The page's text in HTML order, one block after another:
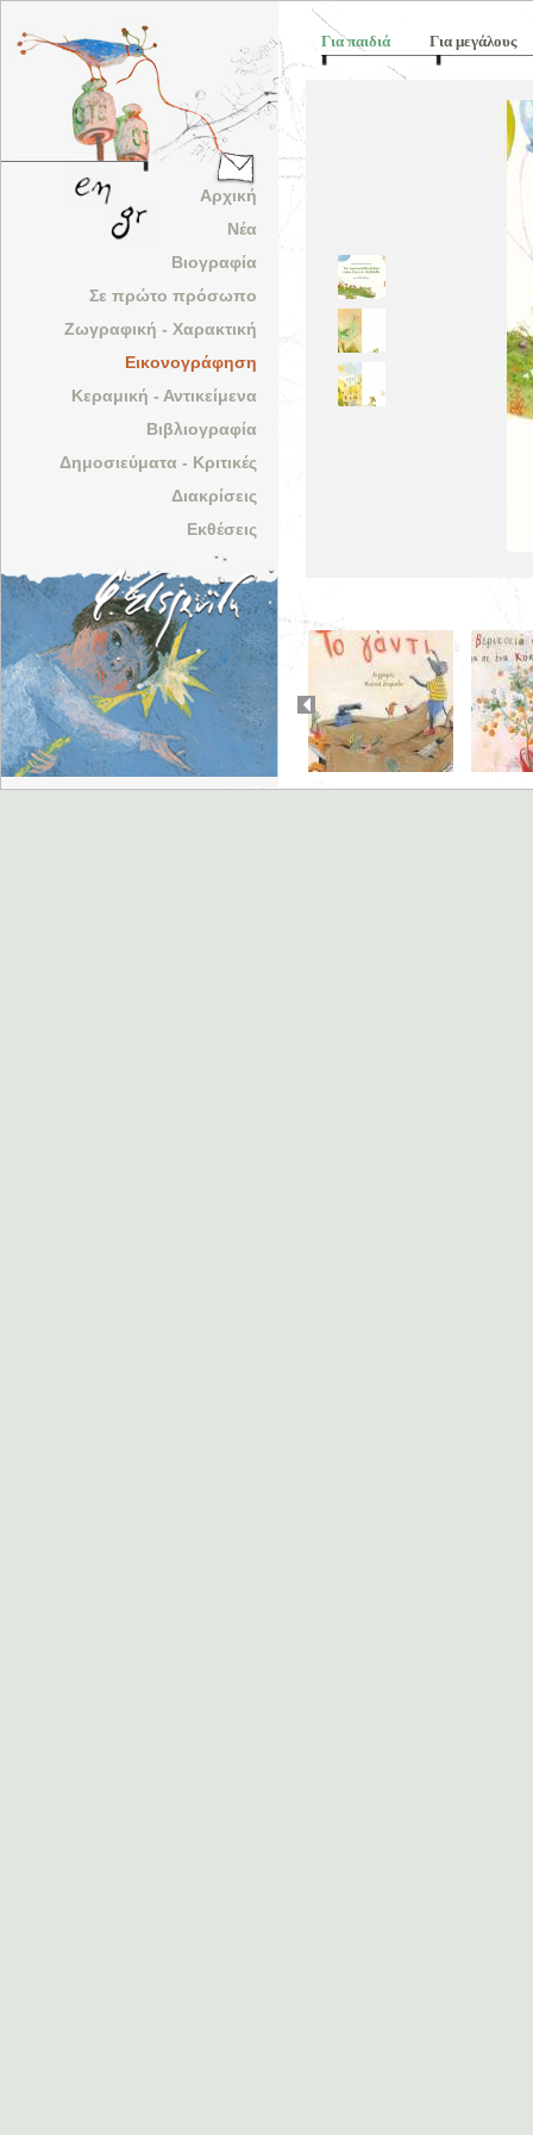
Αρχική
Νέα
Βιογραφία
Σε πρώτο πρόσωπο
Ζωγραφική - Χαρακτική
Εικονογράφηση
Κεραμική - Αντικείμενα
Βιβλιογραφία
Δημοσιεύματα - Κριτικές
Διακρίσεις
Εκθέσεις
Για παιδιά Για μεγάλους